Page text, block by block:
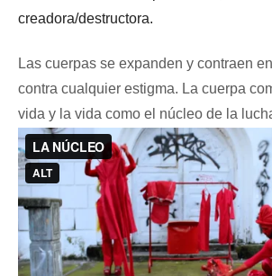
creadora/destructora.
Las cuerpas se expanden y contraen
contra cualquier estigma. La cuerpa
vida y la vida como el núcleo de la